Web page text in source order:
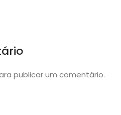
publicar um comentário.